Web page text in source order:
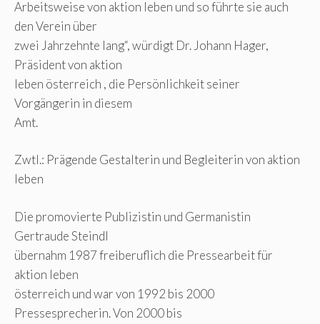
Arbeitsweise von aktion leben und so führte sie auch
den Verein über
zwei Jahrzehnte lang“, würdigt Dr. Johann Hager,
Präsident von aktion
leben österreich , die Persönlichkeit seiner
Vorgängerin in diesem
Amt.
Zwtl.: Prägende Gestalterin und Begleiterin von aktion
leben
Die promovierte Publizistin und Germanistin
Gertraude Steindl
übernahm 1987 freiberuflich die Pressearbeit für
aktion leben
österreich und war von 1992 bis 2000
Pressesprecherin. Von 2000 bis